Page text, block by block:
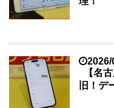
2026/
【名
旧！デ